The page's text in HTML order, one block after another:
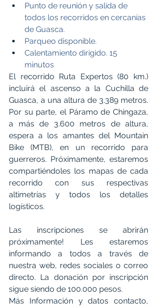
Punto de reunión y salida de
todos los recorridos en cercanías
de Guasca.
Parqueo disponible.
Calentamiento dirigido. 15
minutos
El recorrido Ruta Expertos (80 km.)
incluirá el ascenso a la Cuchilla de
Guasca, a una altura de 3.389 metros.
Por su parte, el Páramo de Chingaza,
a más de 3.600 metros de altura,
espera a los amantes del Mountain
Bike (MTB), en un recorrido para
guerreros. Próximamente, estaremos
compartiéndoles los mapas de cada
recorrido con sus respectivas
altimetrías y todos los detalles
logísticos.
Las inscripciones se abrirán
próximamente! Les estaremos
informando a todos a través de
nuestra web, redes sociales o correo
directo. La donación por inscripción
sigue siendo de 100.000 pesos.
Más Información y datos contacto,